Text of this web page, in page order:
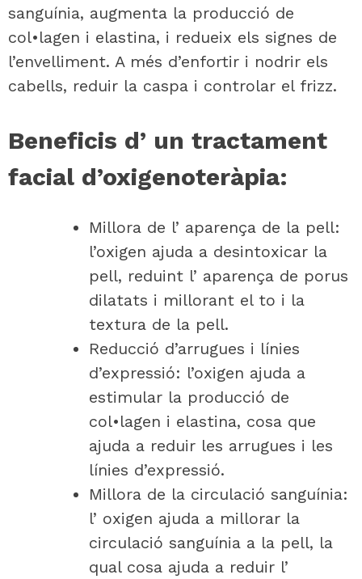
sanguínia, augmenta la producció de
col•lagen i elastina, i redueix els signes de
l’envelliment. A més d’enfortir i nodrir els
cabells, reduir la caspa i controlar el frizz.
Beneficis d’ un tractament
facial d’oxigenoteràpia:
Millora de l’ aparença de la pell:
l’oxigen ajuda a desintoxicar la
pell, reduint l’ aparença de porus
dilatats i millorant el to i la
textura de la pell.
Reducció d’arrugues i línies
d’expressió: l’oxigen ajuda a
estimular la producció de
col•lagen i elastina, cosa que
ajuda a reduir les arrugues i les
línies d’expressió.
Millora de la circulació sanguínia:
l’ oxigen ajuda a millorar la
circulació sanguínia a la pell, la
qual cosa ajuda a reduir l’